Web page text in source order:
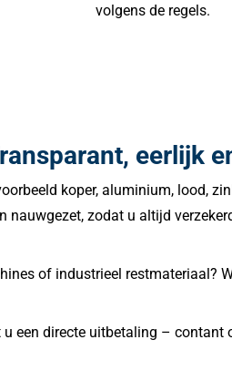
volgens de regels.
eerlijk
koper, aluminium, lood,
nauwgezet, zodat u altijd
of industrieel restmateriaal?
een directe uitbetaling –